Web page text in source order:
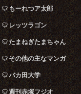
もーれつア太郎
レッツラゴン
たまねぎたまちゃん
その他の主なマンガ
バカ田大学
週刊赤塚フジオ